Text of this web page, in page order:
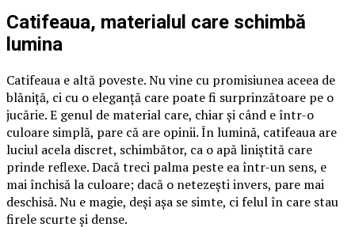
Catifeaua, materialul care schimbă
lumina
Catifeaua e altă poveste. Nu vine cu promisiunea aceea de
blăniță, ci cu o eleganță care poate fi surprinzătoare pe o
jucărie. E genul de material care, chiar și când e într-o
culoare simplă, pare că are opinii. În lumină, catifeaua are
luciul acela discret, schimbător, ca o apă liniștită care
prinde reflexe. Dacă treci palma peste ea într-un sens, e
mai închisă la culoare; dacă o netezești invers, pare mai
deschisă. Nu e magie, deși așa se simte, ci felul în care stau
firele scurte și dense.